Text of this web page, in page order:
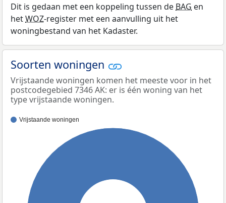
Dit is gedaan met een koppeling tussen deBAG en
hetWOZ-register met een aanvulling uit het
woningbestand van het Kadaster.
Soorten woningen
Vrijstaande woningen komen het meeste voor in het
postcodegebied 7346 AK: er is één woning van het
type vrijstaande woningen.
Vrijstaande woningen